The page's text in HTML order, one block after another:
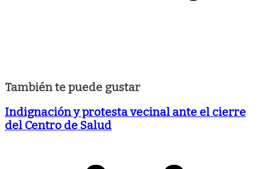
También te puede gustar
Indignación y protesta vecinal ante el cierre
del Centro de Salud